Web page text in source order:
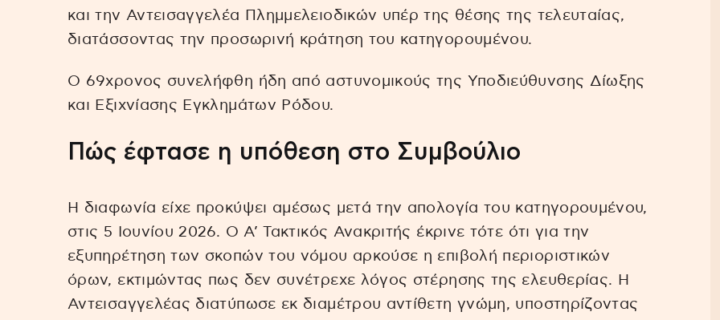
και την Αντεισαγγελέα Πλημμελειοδικών υπέρ της θέσης της τελευταίας,
διατάσσοντας την προσωρινή κράτηση του κατηγορουμένου.
Ο 69χρονος συνελήφθη ήδη από αστυνομικούς της Υποδιεύθυνσης Δίωξης
και Εξιχνίασης Εγκλημάτων Ρόδου.
Πώς έφτασε η υπόθεση στο Συμβούλιο
Η διαφωνία είχε προκύψει αμέσως μετά την απολογία του κατηγορουμένου,
στις 5 Ιουνίου 2026. Ο Α’ Τακτικός Ανακριτής έκρινε τότε ότι για την
εξυπηρέτηση των σκοπών του νόμου αρκούσε η επιβολή περιοριστικών
όρων, εκτιμώντας πως δεν συνέτρεχε λόγος στέρησης της ελευθερίας. Η
Αντεισαγγελέας διατύπωσε εκ διαμέτρου αντίθετη γνώμη, υποστηρίζοντας